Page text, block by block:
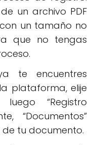
un archivo PDF
un tamaño no
que no tengas
te encuentres
plataforma, elije
luego “Registro
“Documentos”
tu documento.